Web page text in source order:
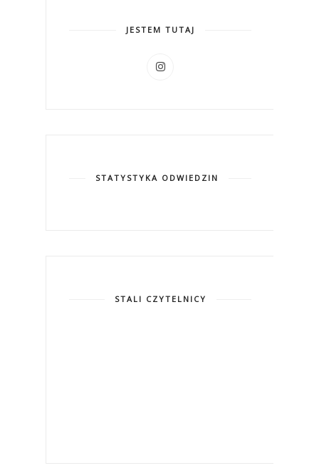
JESTEM TUTAJ
STATYSTYKA ODWIEDZIN
STALI CZYTELNICY